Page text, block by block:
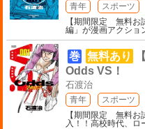
青年
スポーツ
【期間限定 無料お
編」が漫画アクショ
巻 無料あり
Odds VS！
石渡治
青年
スポーツ
【期間限定 無料お
入！！高校時代、